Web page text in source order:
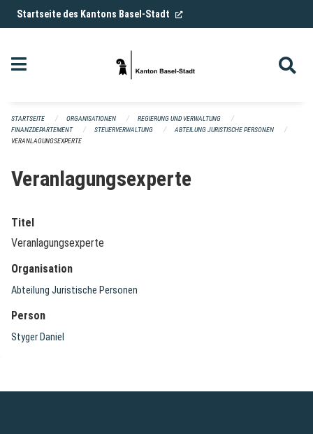
Navigation überspringen
Startseite des Kantons Basel-Stadt (External Link)
STARTSEITE ORGANISATIONEN
REGIERUNG UND VERWALTUNG
FINANZDEPARTEMENT
STEUERVERWALTUNG
ABTEILUNG JURISTISCHE PERSONEN
VERANLAGUNGSEXPERTE
Veranlagungsexperte
Titel
Veranlagungsexperte
Organisation
Abteilung Juristische Personen
Person
Styger Daniel